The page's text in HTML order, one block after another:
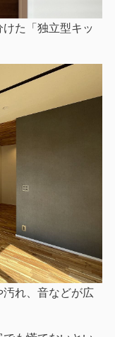
た「独立型キッ
れ、音などが広